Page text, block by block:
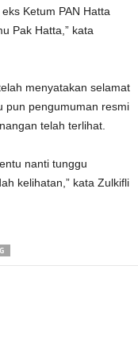
Ketum PAN Hatta
Pak Hatta,” kata
menyatakan selamat
pun pengumuman resmi
telah terlihat.
nanti tunggu
kelihatan,” kata Zulkifli